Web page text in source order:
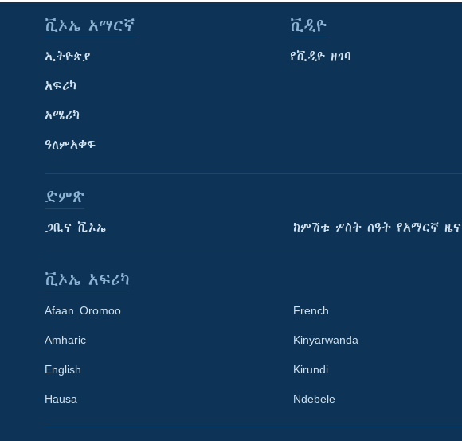
Learning English
ቪኦኤ አማርኛ
ኢትዮጵያ
አፍሪካ
አሜሪካ
ዓለምአቀፍ
ቪዲዮ
የቪዲዮ ዘገባ
ድምጽ
ጋቢና ቪኦኤ ከምሽቱ ሦስት ሰዓት የአማርኛ ዜና
ቪኦኤ አፍሪካ
Afaan Oromoo
Amharic
English
Hausa
French
Kinyarwanda
Kirundi
Ndebele